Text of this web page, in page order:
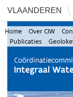
VLAANDEREN
Home Over CIW
Publicaties